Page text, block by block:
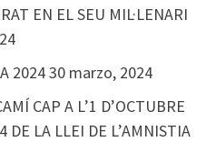
EN EL SEU MIL·LENARI
202430 marzo, 2024
CAP A L’1 D’OCTUBRE
DE LA LLEI DE L’AMNISTIA